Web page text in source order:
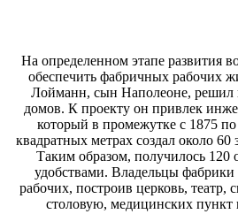
На определенном этапе развития
обеспечить фабричных рабочих
Лойманн, сын Наполеоне, решил
домов. К проекту он привлек
который в промежутке с 1875 по
квадратных метрах создал около 60
Таким образом, получилось 120
удобствами. Владельцы фабрики
рабочих, построив церковь, театр,
столовую, медицинских пункт